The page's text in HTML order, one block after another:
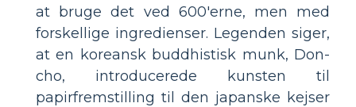
at bruge det ved 600'erne, men med
forskellige ingredienser. Legenden siger,
at en koreansk buddhistisk munk, Don-
cho, introducerede kunsten til
papirfremstilling til den japanske kejser